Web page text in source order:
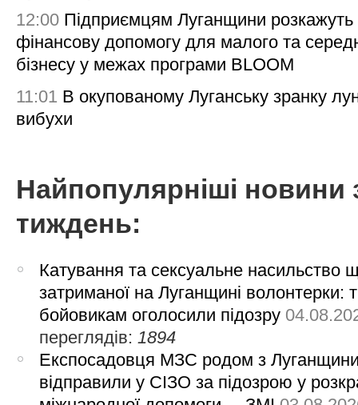
12:00 Підприємцям Луганщини розкажуть
фінансову допомогу для малого та
бізнесу у межах програми BLOOM
11:01 В окупованому Луганську зранку
вибухи
Найпопулярніші новини
тиждень:
Катування та сексуальне насильство
затриманої на Луганщині волонтерки:
бойовикам оголосили підозру
переглядів: 1894
Експосадовця МЗС родом з
відправили у СІЗО за підозрою у